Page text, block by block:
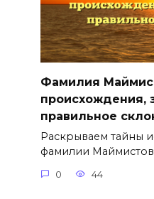
Фамилия
происхождения,
правильное
Раскрываем тайны
фамилии Маймистов
0 44